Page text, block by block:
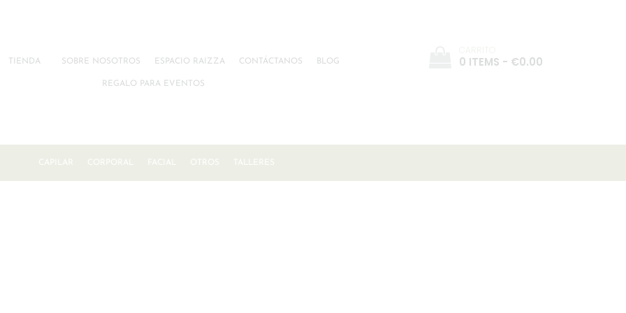
TIENDA SOBRE NOSOTROS ESPACIO RAIZZA CONTÁCTANOS BLOG
REGALO PARA EVENTOS
0 ITEMS - €0.00
CAPILAR CORPORAL FACIAL OTROS TALLERES